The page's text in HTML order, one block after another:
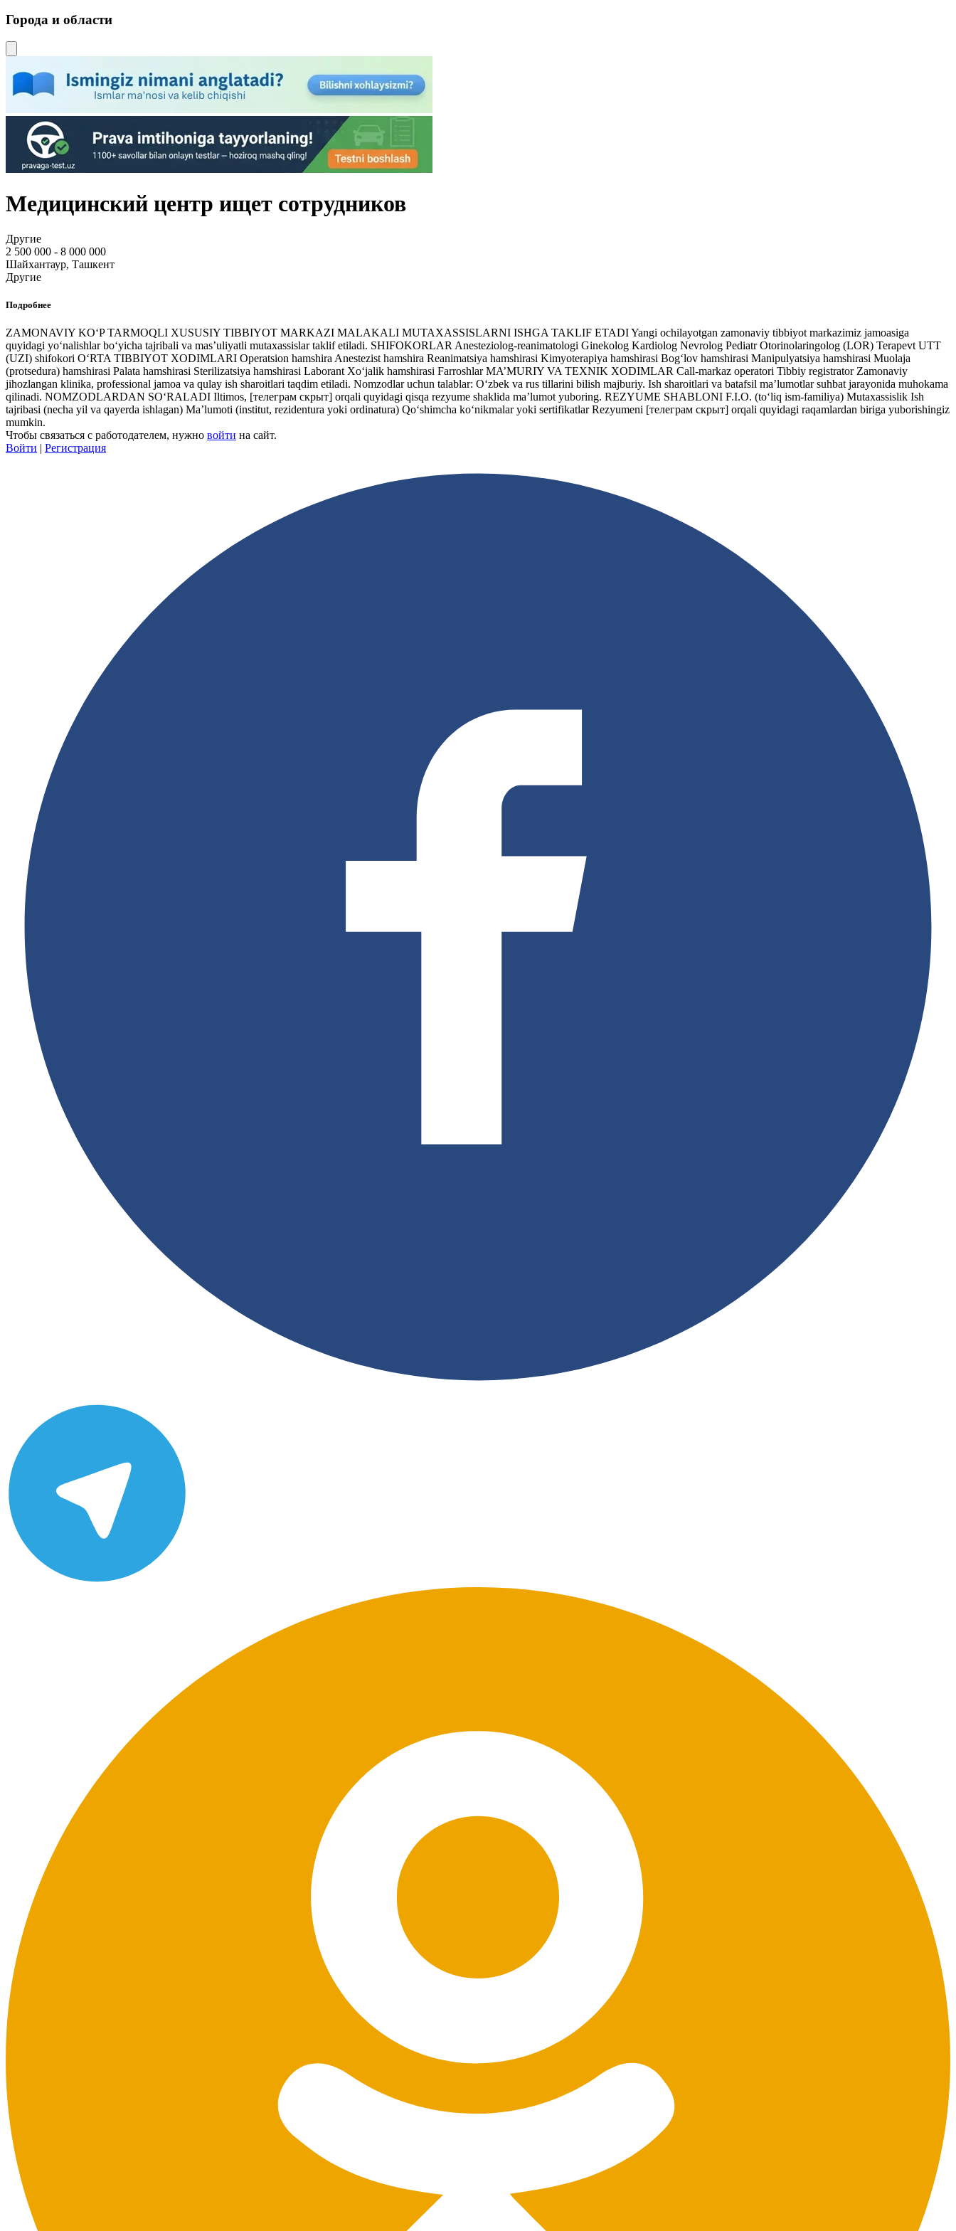
Города и области
Медицинский центр ищет сотрудников
Другие
2 500 000 - 8 000 000
Шайхантаур, Ташкент
Другие
Подробнее
ZAMONAVIY KO‘P TARMOQLI XUSUSIY TIBBIYOT MARKAZI MALAKALI MUTAXASSISLARNI ISHGA TAKLIF ETADI Yangi ochilayotgan zamonaviy tibbiyot markazimiz jamoasiga
quyidagi yo‘nalishlar bo‘yicha tajribali va mas’uliyatli mutaxassislar taklif etiladi. SHIFOKORLAR Anesteziolog-reanimatologi Ginekolog Kardiolog Nevrolog Pediatr Otorinolaringolog (LOR) Terapevt UTT
(UZI) shifokori O‘RTA TIBBIYOT XODIMLARI Operatsion hamshira Anestezist hamshira Reanimatsiya hamshirasi Kimyoterapiya hamshirasi Bog‘lov hamshirasi Manipulyatsiya hamshirasi Muolaja
(protsedura) hamshirasi Palata hamshirasi Sterilizatsiya hamshirasi Laborant Xo‘jalik hamshirasi Farroshlar MA’MURIY VA TEXNIK XODIMLAR Call-markaz operatori Tibbiy registrator Zamonaviy
jihozlangan klinika, professional jamoa va qulay ish sharoitlari taqdim etiladi. Nomzodlar uchun talablar: O‘zbek va rus tillarini bilish majburiy. Ish sharoitlari va batafsil ma’lumotlar suhbat jarayonida muhokama
qilinadi. NOMZODLARDAN SO‘RALADI Iltimos, [телеграм скрыт] orqali quyidagi qisqa rezyume shaklida ma’lumot yuboring. REZYUME SHABLONI F.I.O. (to‘liq ism-familiya) Mutaxassislik Ish
tajribasi (necha yil va qayerda ishlagan) Ma’lumoti (institut, rezidentura yoki ordinatura) Qo‘shimcha ko‘nikmalar yoki sertifikatlar Rezyumeni [телеграм скрыт] orqali quyidagi raqamlardan biriga yuborishingiz
mumkin.
Чтобы связаться с работодателем, нужно войти на сайт.
Войти | Регистрация